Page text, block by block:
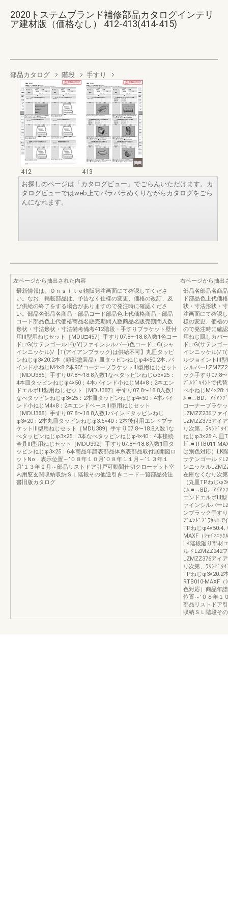
2020トステムブランド補修部品カタログインテリ
ア建材版（価格なし） 412-413(414-415)
部品カタログ 階段 手すり
412
413
お探しのページは「カタログビュー」でごらんいただけます。カ
タログビューではweb上でパラパラめくりながらカタログをごら
んになれます。
左ページから抽出された内容
最新情報は、Ｏｎｓｉｔｅ物販発注画面にて確認してくださ
い。なお、掲載部品は、予告なく仕様の変更、価格の改訂、及
び供給の終了をする場合がありますので発注時に確認くださ
い。部品名部品名商品・部品コード部品色上代価格商品・部品
コード部品色上代価格商品名販売期間入数商品名販売期間入数
形状・寸法形状・寸法備考備考412階段・手すりブラケット壁付
用Ⅲ型用ねじセット［MDU□457］手すり07.8〜18.8入数1色コー
ド□:G(サテンゴールド)/Y(ファインシルバー)色コード□:C(シャ
インニッケル)/【T(アイアンブラック)は供給不可】丸皿タッピ
ンねじφ3×20:2本（頭部塗装品）皿タッピンねじφ4×50:2本､バ
インド小ねじM4×8:2本90°コーナーブラケットⅢ型用ねじセット
［MDU385］手すり07.8〜18.8入数1なべタッピンねじφ3×25：
4本皿タッピンねじφ4×50：4本バインド小ねじM4×8：2本エン
ドエルボⅢ型用ねじセット［MDU387］手すり07.8〜18.8入数1
なべタッピンねじφ3×25：2本皿タッピンねじφ4×50：4本バイ
ンド小ねじM4×8：2本エンドベースⅢ型用ねじセット
［MDU388］手すり07.8〜18.8入数1バインドタッピンねじ
φ3×20：2本丸皿タッピンねじφ3.5×40：2本後付用エンドブラ
ケットⅢ型用ねじセット［MDU389］手すり07.8〜18.8入数1な
べタッピンねじφ3×25：3本なべタッピンねじφ4×40：4本接続
金具Ⅲ型用ねじセット［MDU392］手すり07.8〜18.8入数1皿タ
ッピンねじφ3×25：6本商品年譜表部品体系表部品取付展開図ロ
ットNo．表示位置～’０８年１０月’０８年１１月～’１３年１
月’１３年２月～部品リストドア引戸可動間仕切クローゼット室
内用窓玄関収納収納ＳＬ階段その他逆引きコード一覧部品発注
書旧版カタログ
右ページから抽出
部品名部品名商
ド部品色上代価
状・寸法形状・
注画面にて確認
様の変更、価格
ので発注時に確
用ねじ隠しカバ
ド□:G(サテンゴ
インニッケル)/
ルジョイントⅢ
シルバー
ック手すり07.8
ﾌﾞﾙｼﾞｮｲﾝﾄで代
べ小ねじM4×28:
ﾙ:■→BD、ｱｲｱﾝﾌ
コーナーブラケ
LZMZZ236ファ
LZMZZ373アイ
り次第、ﾗｳﾝﾄﾞﾀ
ねじφ3×25:4､皿
ﾄﾞ:■-RTB011-
は別色対応）LK
サテンゴールド
ンニッケル
在庫なくなり次
（丸皿TPねじ
ｹﾙ:■→BD、ｱｲｱﾝ
エンドエルボⅢ
ァインシルバー
ンブラック手す
ﾌﾟｴﾝﾄﾞﾌﾞﾗｹｯﾄ
TPねじφ4×50:4､
MAXF（ｼｬｲﾝﾆｯ
LK階段廻り部材
ルドLZMZZ242
LZMZZ376アイ
り次第、ﾗｳﾝﾄﾞﾀ
TPねじφ3×20:2
RTB010-MAXF
色対応）商品年
位置～’０８年１
部品リストドア
収納ＳＬ階段そ